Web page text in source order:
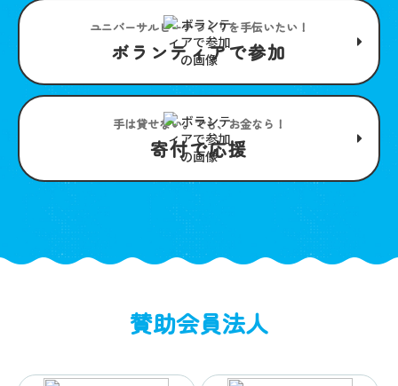
ユニバーサルビーチつくりを手伝いたい！
ボランティアで参加
手は貸せない。でも、お金なら！
寄付で応援
賛助会員法人